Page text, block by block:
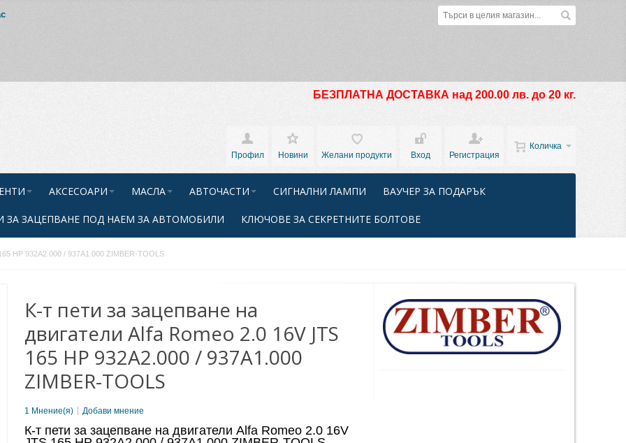
БЕЗПЛАТНА ДОСТАВКА над 200.00 лв. до 20 кг.
Количка
Профил
Новини Желани продукти Вход Регистрация
АКСЕСОАРИ МАСЛА АВТОЧАСТИ СИГНАЛНИ ЛАМПИ ВАУЧЕР ЗА ПОДАРЪК
ЗА ЗАЦЕПВАНЕ ПОД НАЕМ ЗА АВТОМОБИЛИ КЛЮЧОВЕ ЗА СЕКРЕТНИТЕ БОЛТОВЕ
HP 932A2.000 / 937A1.000 ZIMBER-ТOOLS
К-т пети за зацепване на
двигатели Alfa Romeo 2.0 16V JTS
165 HP 932A2.000 / 937A1.000
ZIMBER-ТOOLS
1 Мнение(я) Добави мнение
К-т пети за зацепване на двигатели Alfa Romeo 2.0 16V